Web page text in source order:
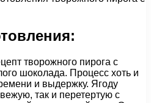
творожного пирога с
шоколада. Процесс хоть и
и выдержку. Ягоду
так и перетертую с